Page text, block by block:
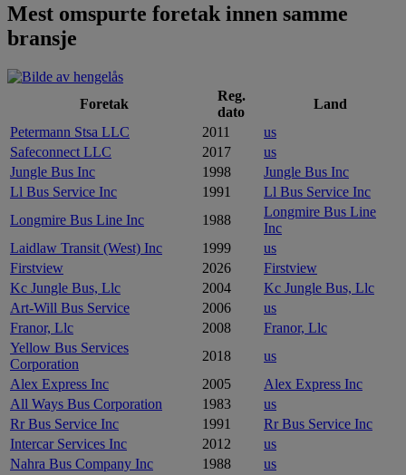
Mest omspurte foretak innen samme
bransje
Foretak
Reg.
dato
Land
Petermann Stsa LLC
2011
us
Safeconnect LLC
2017
us
Jungle Bus Inc
1998
Jungle Bus Inc
Ll Bus Service Inc
1991
Ll Bus Service Inc
Longmire Bus Line Inc
1988
Longmire Bus Line
Inc
Laidlaw Transit (West) Inc
1999
us
Firstview
2026
Firstview
Kc Jungle Bus, Llc
2004
Kc Jungle Bus, Llc
Art-Will Bus Service
2006
us
Franor, Llc
2008
Franor, Llc
Yellow Bus Services
Corporation
2018
us
Alex Express Inc
2005
Alex Express Inc
All Ways Bus Corporation
1983
us
Rr Bus Service Inc
1991
Rr Bus Service Inc
Intercar Services Inc
2012
us
Nahra Bus Company Inc
1988 us